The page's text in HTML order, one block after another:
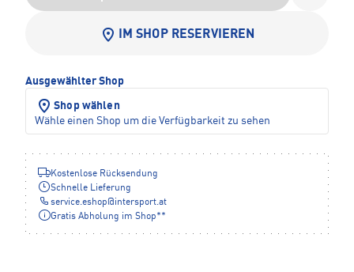
IM SHOP RESERVIEREN
Ausgewählter Shop
Shop wählen
Wähle einen Shop um die Verfügbarkeit zu sehen
Kostenlose Rücksendung
Schnelle Lieferung
service.eshop@intersport.at
Gratis Abholung im Shop**